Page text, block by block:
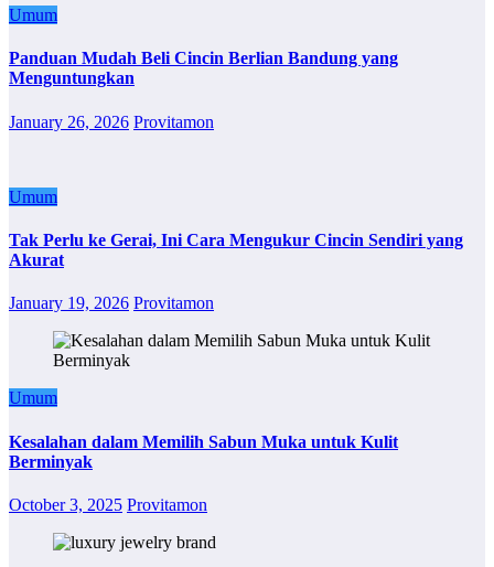
Umum
Panduan Mudah Beli Cincin Berlian Bandung yang
Menguntungkan
January 26, 2026 Provitamon
Umum
Tak Perlu ke Gerai, Ini Cara Mengukur Cincin Sendiri yang
Akurat
January 19, 2026 Provitamon
Umum
Kesalahan dalam Memilih Sabun Muka untuk Kulit
Berminyak
October 3, 2025 Provitamon